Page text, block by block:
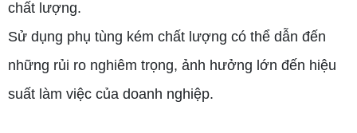
chất lượng.
Sử dụng phụ tùng kém chất lượng có thể dẫn đến
những rủi ro nghiêm trọng, ảnh hưởng lớn đến hiệu
suất làm việc của doanh nghiệp.